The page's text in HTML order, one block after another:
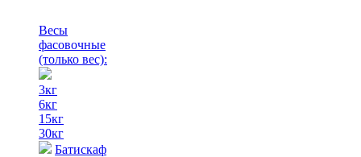
Весы
фасовочные
(только вес):
3кг
6кг
15кг
30кг
Батискаф